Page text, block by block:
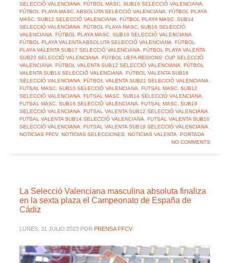
SELECCIÓ VALENCIANA
FÚTBOL MASC. SUB16 SELECCIÓ VALENCIANA
FÚTBOL PLAYA MASC. ABSOLUTA SELECCIÓ VALENCIANA
FÚTBOL PLAYA
MASC. SUB12 SELECCIÓ VALENCIANA
FÚTBOL PLAYA MASC. SUB14
SELECCIÓ VALENCIANA
FÚTBOL PLAYA MASC. SUB16 SELECCIÓ
VALENCIANA
FÚTBOL PLAYA MASC. SUB19 SELECCIÓ VALENCIANA
FÚTBOL PLAYA VALENTA ABSOLUTA SELECCIÓ VALENCIANA
FÚTBOL
PLAYA VALENTA SUB17 SELECCIÓ VALENCIANA
FÚTBOL PLAYA VALENTA
SUB20 SELECCIÓ VALENCIANA
FÚTBOL UEFA REGIONS' CUP SELECCIÓ
VALENCIANA
FÚTBOL VALENTA SUB12 SELECCIÓ VALENCIANA
FÚTBOL
VALENTA SUB14 SELECCIÓ VALENCIANA
FÚTBOL VALENTA SUB16
SELECCIÓ VALENCIANA
FÚTBOL VALENTA SUB21 SELECCIÓ VALENCIANA
FUTSAL MASC. SUB10 SELECCIÓ VALENCIANA
FUTSAL MASC. SUB12
SELECCIÓ VALENCIANA
FUTSAL MASC. SUB14 SELECCIÓ VALENCIANA
FUTSAL MASC. SUB16 SELECCIÓ VALENCIANA
FUTSAL MASC. SUB19
SELECCIÓ VALENCIANA
FUTSAL VALENTA SUB12 SELECCIÓ VALENCIANA
FUTSAL VALENTA SUB14 SELECCIÓ VALENCIANA
FUTSAL VALENTA SUB16
SELECCIÓ VALENCIANA
FUTSAL VALENTA SUB19 SELECCIÓ VALENCIANA
NOTICIAS FFCV, NOTICIAS SELECCIONES, NOTICIAS VALENTA
PORTADA
NO COMMENTS
La Selecció Valenciana masculina absoluta finaliza
en la sexta plaza el Campeonato de España de
Cádiz
LUNES, 31 JULIO 2023 POR PRENSA FFCV